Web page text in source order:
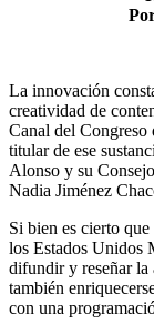
La innovación
creatividad de
Canal del
titular de ese
Alonso y su
Nadia Jiménez
Si bien es cierto
los Estados Unidos
difundir y reseñar la
también
con una